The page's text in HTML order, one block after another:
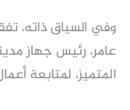
وفي السياق ذاته،
عامر، رئيس جهاز
المتميز، لمتابعة